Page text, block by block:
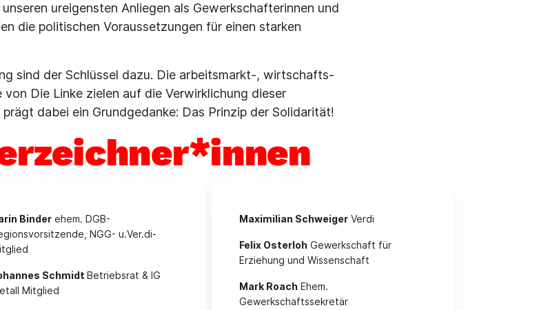
ureigensten Anliegen als Gewerkschafterinnen und
die politischen Voraussetzungen für einen starken
sind der Schlüssel dazu. Die arbeitsmarkt-, wirtschafts-
Die Linke zielen auf die Verwirklichung dieser
dabei ein Grundgedanke: Das Prinzip der Solidarität!
Binder ehem. DGB-
NGG- u.Ver.di-
Schmidt Betriebsrat & IG
Mitglied
Maximilian Schweiger Verdi
Felix Osterloh Gewerkschaft für
Erziehung und Wissenschaft
Mark Roach Ehem.
Gewerkschaftssekretär